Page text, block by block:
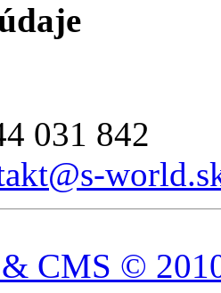
031 842
& CMS ©